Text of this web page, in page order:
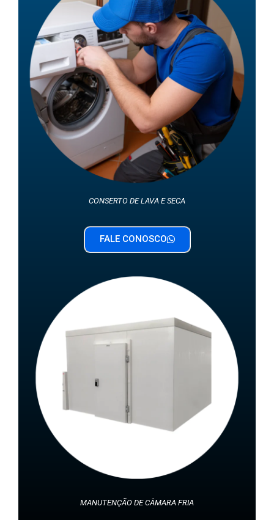
CONSERTO DE LAVA E SECA
FALE CONOSCO
MANUTENÇÃO DE CÂMARA FRIA